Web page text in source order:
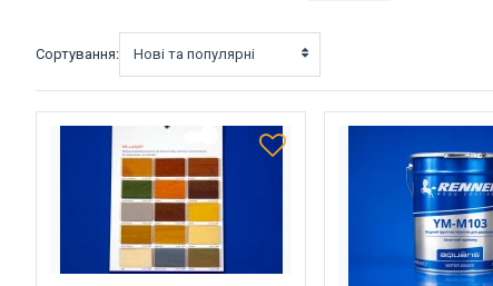
Сортування: Нові та популярні